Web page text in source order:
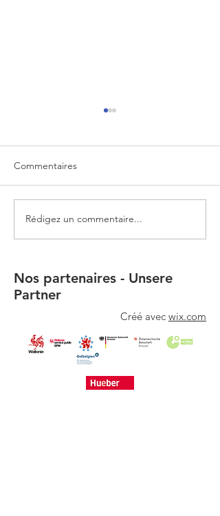
Maiglöckchen
Commentaires
Rédigez un commentaire...
Nos partenaires - Unsere
Partner
Créé avec wix.com